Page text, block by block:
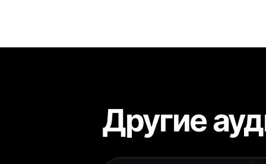
Другие